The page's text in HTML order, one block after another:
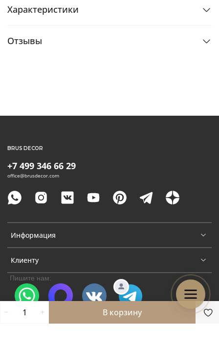
В корзину
Характеристики
Отзывы
Информация
Клиенту
+7 499 346 66 29
office@brusdecor.com
BRUS DECOR
Пишите нам:
WhatsApp Telegram